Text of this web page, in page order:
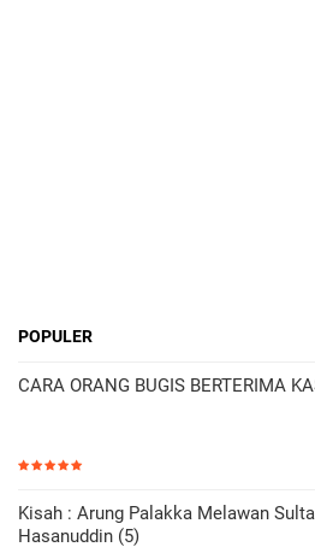
POPULER
CARA ORANG BUGIS BERTERIMA
Kisah : Arung Palakka Melawan
Hasanuddin (5)